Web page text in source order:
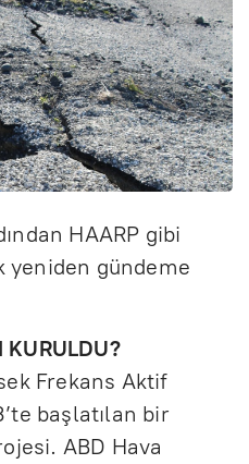
HAARP gibi
yeniden gündeme
KURULDU?
Frekans Aktif
başlatılan bir
ABD Hava